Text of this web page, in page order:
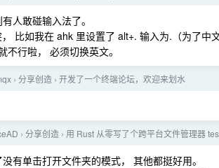
人敢碰输入法了。
比如我在 ahk 里设置了 alt+. 输入为.（为了中
行啦， 必须切换英文。
› 分享创造 › 开发了一个终端论坛，欢迎来划水
› 分享创造 › 用 Rust 从零写了个跨平台文件管理器
有单击打开文件夹的模式， 其他都挺好用。